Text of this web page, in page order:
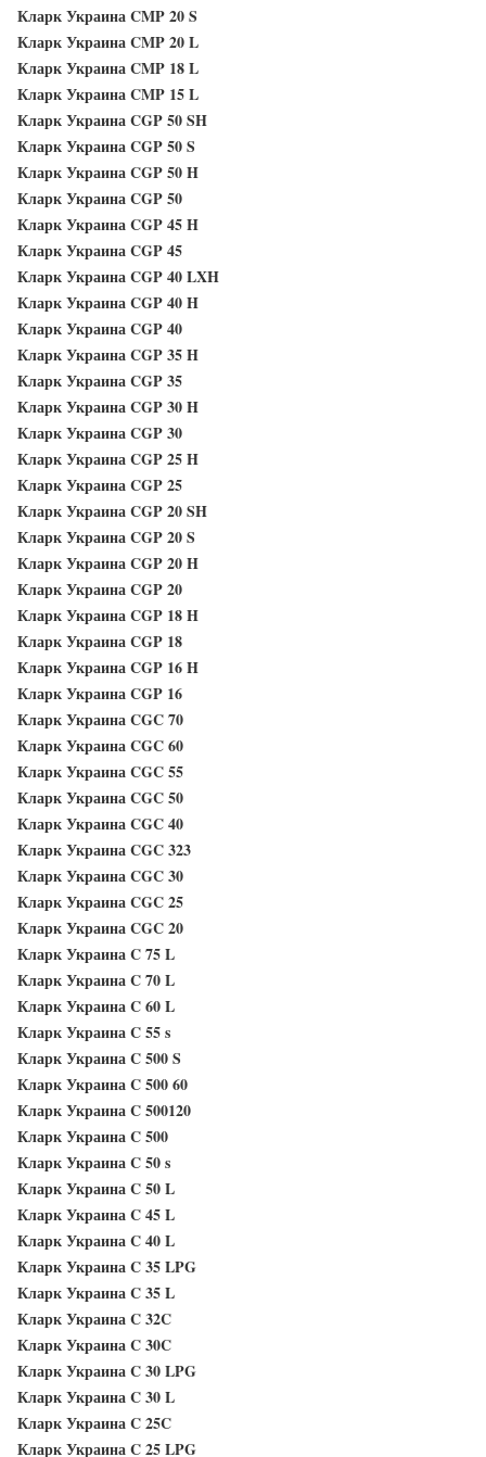
Кларк Украина CMP 20 S
Кларк Украина CMP 20 L
Кларк Украина CMP 18 L
Кларк Украина CMP 15 L
Кларк Украина CGP 50 SH
Кларк Украина CGP 50 S
Кларк Украина CGP 50 H
Кларк Украина CGP 50
Кларк Украина CGP 45 H
Кларк Украина CGP 45
Кларк Украина CGP 40 LXH
Кларк Украина CGP 40 H
Кларк Украина CGP 40
Кларк Украина CGP 35 H
Кларк Украина CGP 35
Кларк Украина CGP 30 H
Кларк Украина CGP 30
Кларк Украина CGP 25 H
Кларк Украина CGP 25
Кларк Украина CGP 20 SH
Кларк Украина CGP 20 S
Кларк Украина CGP 20 H
Кларк Украина CGP 20
Кларк Украина CGP 18 H
Кларк Украина CGP 18
Кларк Украина CGP 16 H
Кларк Украина CGP 16
Кларк Украина CGC 70
Кларк Украина CGC 60
Кларк Украина CGC 55
Кларк Украина CGC 50
Кларк Украина CGC 40
Кларк Украина CGC 323
Кларк Украина CGC 30
Кларк Украина CGC 25
Кларк Украина CGC 20
Кларк Украина C 75 L
Кларк Украина C 70 L
Кларк Украина C 60 L
Кларк Украина C 55 s
Кларк Украина C 500 S
Кларк Украина C 500 60
Кларк Украина C 500120
Кларк Украина C 500
Кларк Украина C 50 s
Кларк Украина C 50 L
Кларк Украина C 45 L
Кларк Украина C 40 L
Кларк Украина C 35 LPG
Кларк Украина C 35 L
Кларк Украина C 32C
Кларк Украина C 30C
Кларк Украина C 30 LPG
Кларк Украина C 30 L
Кларк Украина C 25C
Кларк Украина C 25 LPG